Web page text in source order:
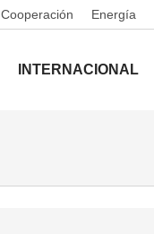
Cooperación Energía
INTERNACIONAL